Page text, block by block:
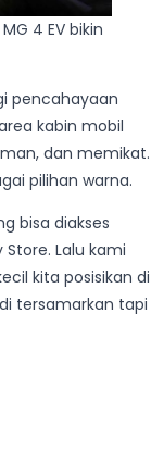
4 EV bikin
pencahayaan
kabin mobil
dan memikat.
pilihan warna.
bisa diakses
Lalu kami
kita posisikan di
tersamarkan tapi